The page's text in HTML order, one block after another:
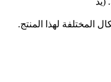
المختلفة لهذا المنتج.